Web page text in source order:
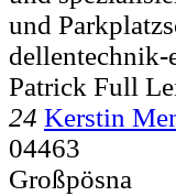
und
dellentechnik-
Patrick Full
24 Kerstin
04463
Großpösna